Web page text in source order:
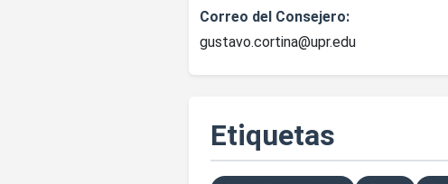
Correo del Consejero:
gustavo.cortina@upr.edu
Etiquetas